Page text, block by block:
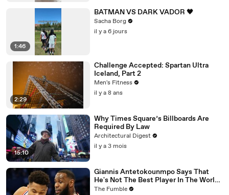
1:46
BATMAN VS DARK VADOR 🖤
Sacha Borg
il y a 6 jours
2:29
Challenge Accepted: Spartan Ultra
Iceland, Part 2
Men's Fitness
il y a 8 ans
15:10
Why Times Square’s Billboards Are
Required By Law
Architectural Digest
il y a 3 mois
Giannis Antetokounmpo Says That
He's Not The Best Player In The World,
LeBron James Is
The Fumble